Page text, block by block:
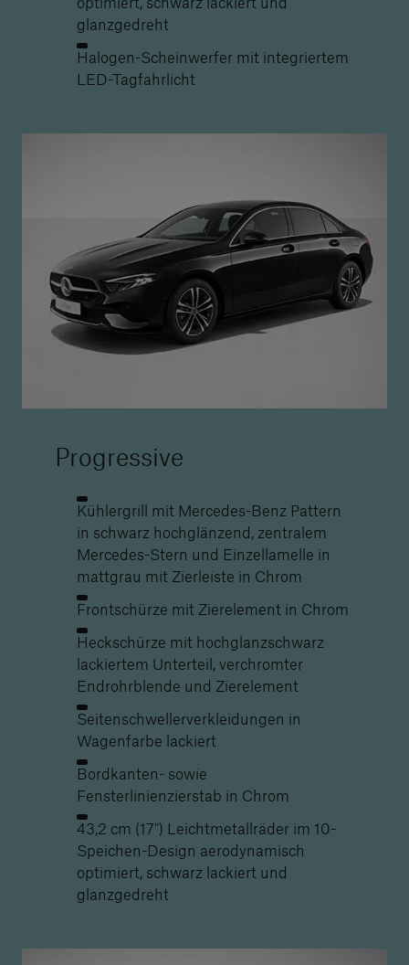
glanzgedreht
Halogen-Scheinwerfer mit integriertem
LED-Tagfahrlicht
Progressive
Kühlergrill mit Mercedes-Benz Pattern
in schwarz hochglänzend, zentralem
Mercedes-Stern und Einzellamelle in
mattgrau mit Zierleiste in Chrom
Frontschürze mit Zierelement in Chrom
Heckschürze mit hochglanzschwarz
lackiertem Unterteil, verchromter
Endrohrblende und Zierelement
Seitenschwellerverkleidungen in
Wagenfarbe lackiert
Bordkanten- sowie
Fensterlinienzierstab in Chrom
43,2 cm (17") Leichtmetallräder im 10-
Speichen-Design aerodynamisch
optimiert, schwarz lackiert und
glanzgedreht